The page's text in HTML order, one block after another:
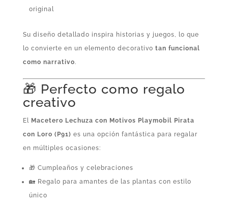
original
Su diseño detallado inspira historias y juegos, lo que
lo convierte en un elemento decorativo tan funcional
como narrativo.
🎁 Perfecto como regalo
creativo
El Macetero Lechuza con Motivos Playmobil Pirata
con Loro (P91) es una opción fantástica para regalar
en múltiples ocasiones:
🎁 Cumpleaños y celebraciones
🏡 Regalo para amantes de las plantas con estilo
único